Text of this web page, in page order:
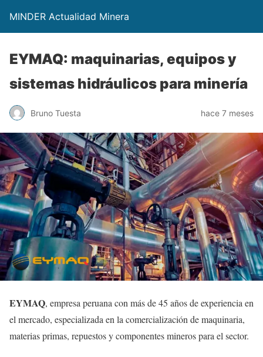
MINDER Actualidad Minera
EYMAQ: maquinarias, equipos y
sistemas hidráulicos para minería
Bruno Tuesta hace 7 meses
EYMAQ, empresa peruana con más de 45 años de experiencia en
el mercado, especializada en la comercialización de maquinaria,
materias primas, repuestos y componentes mineros para el sector.